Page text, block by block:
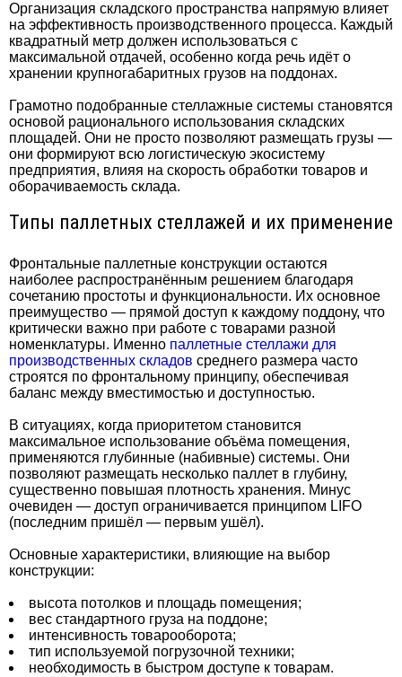
Организация складского пространства напрямую влияет
на эффективность производственного процесса. Каждый
квадратный метр должен использоваться с
максимальной отдачей, особенно когда речь идёт о
хранении крупногабаритных грузов на поддонах.
Грамотно подобранные стеллажные системы становятся
основой рационального использования складских
площадей. Они не просто позволяют размещать грузы —
они формируют всю логистическую экосистему
предприятия, влияя на скорость обработки товаров и
оборачиваемость склада.
Типы паллетных стеллажей и их применение
Фронтальные паллетные конструкции остаются
наиболее распространённым решением благодаря
сочетанию простоты и функциональности. Их основное
преимущество — прямой доступ к каждому поддону, что
критически важно при работе с товарами разной
номенклатуры. Именно паллетные стеллажи для
производственных складов среднего размера часто
строятся по фронтальному принципу, обеспечивая
баланс между вместимостью и доступностью.
В ситуациях, когда приоритетом становится
максимальное использование объёма помещения,
применяются глубинные (набивные) системы. Они
позволяют размещать несколько паллет в глубину,
существенно повышая плотность хранения. Минус
очевиден — доступ ограничивается принципом LIFO
(последним пришёл — первым ушёл).
Основные характеристики, влияющие на выбор
конструкции:
высота потолков и площадь помещения;
вес стандартного груза на поддоне;
интенсивность товарооборота;
тип используемой погрузочной техники;
необходимость в быстром доступе к товарам.